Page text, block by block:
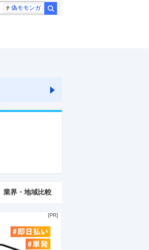
偽モモンガ
業界・地域比較